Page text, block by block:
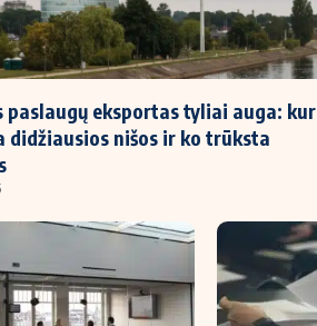
paslaugų eksportas tyliai auga: kur
didžiausios nišos ir ko trūksta